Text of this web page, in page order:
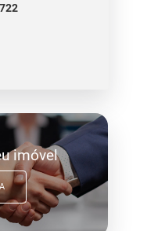
imóvel